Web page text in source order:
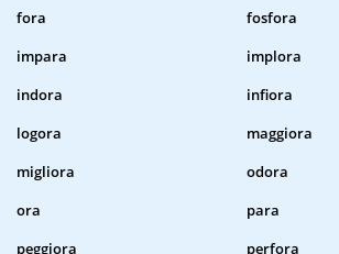
fora
fosfora
impara
implora
indora
infiora
logora
maggiora
migliora
odora
ora
para
peggiora
perfora